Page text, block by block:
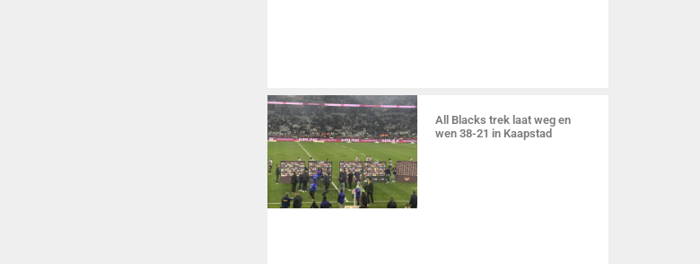
All Blacks trek laat weg en
wen 38-21 in Kaapstad